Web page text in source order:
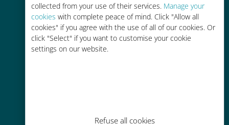
collected from your use of their services. Manage your
cookies with complete peace of mind. Click "Allow all
cookies" if you agree with the use of all of our cookies. Or
click "Select" if you want to customise your cookie
settings on our website.
Refuse all cookies
Fácil recarga
Em qualquer lugar por meio do